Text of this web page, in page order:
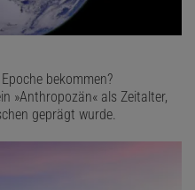
bekommen?
»Anthropozän« als Zeitalter,
geprägt wurde.